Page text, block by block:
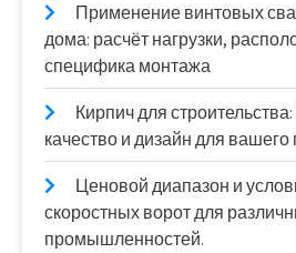
Применение винтовых
дома: расчёт нагрузки,
специфика монтажа
Кирпич для
качество и дизайн для вашего
Ценовой диапазон и
скоростных ворот для
промышленностей.